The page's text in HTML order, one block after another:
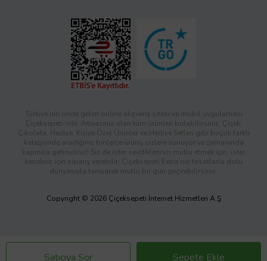
Satıcıya Sor Sepete Ekle
Türkiye’nin önde gelen online alışveriş sitesi ve mobil uygulaması
Çiçeksepeti’nde, ihtiyacınız olan tüm ürünleri bulabilirsiniz. Çiçek,
Çikolata, Hediye, Kişiye Özel Ürünler ve Hediye Setleri gibi birçok farklı
kategoride aradığınız binlerce ürünü sizlere sunuyor ve zamanında
kapınıza getiriyoruz! Siz de ister sevdiklerinizi mutlu etmek için, ister
kendiniz için sipariş verebilir; Çiçeksepeti Extra’nın fırsatlarla dolu
dünyasıyla tanışarak mutlu bir gün geçirebilirsiniz.
Copyright © 2026 Çiçeksepeti İnternet Hizmetleri A.Ş